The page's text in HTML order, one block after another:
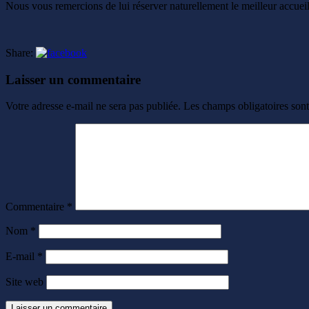
Nous vous remercions de lui réserver naturellement le meilleur
Share:
Laisser un commentaire
Votre adresse e-mail ne sera pas publiée. Les champs obligatoires
Commentaire *
Nom *
E-mail *
Site web